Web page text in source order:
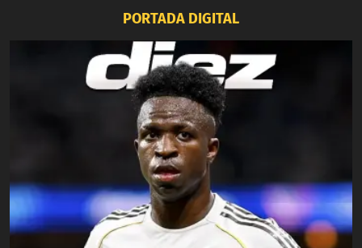
PORTADA DIGITAL